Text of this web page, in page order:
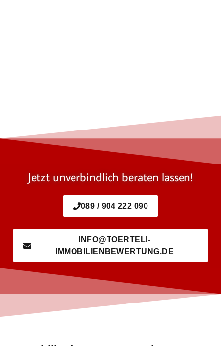
Jetzt unverbindlich beraten lassen!
089 / 904 222 090
INFO@TOERTELI-
IMMOBILIENBEWERTUNG.DE